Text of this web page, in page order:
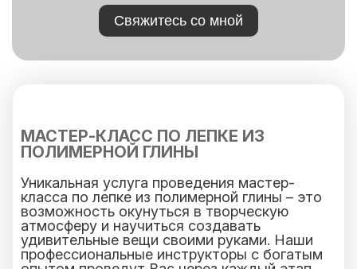
Свяжитесь со мной
МАСТЕР-КЛАСС ПО ЛЕПКЕ ИЗ
ПОЛИМЕРНОЙ ГЛИНЫ
Уникальная услуга проведения мастер-
класса по лепке из полимерной глины – это
возможность окунуться в творческую
атмосферу и научиться создавать
удивительные вещи своими руками. Наши
профессиональные инструкторы с богатым